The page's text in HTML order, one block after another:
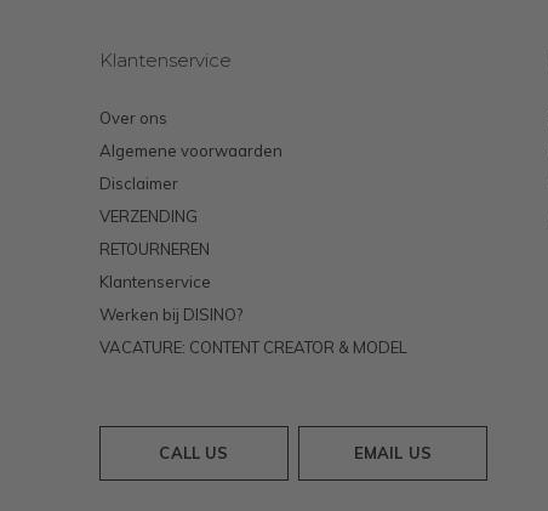
Klantenservice
Over ons
Algemene voorwaarden
Disclaimer
VERZENDING
RETOURNEREN
Klantenservice
Werken bij DISINO?
VACATURE: CONTENT CREATOR & MODEL
CALL US EMAIL US